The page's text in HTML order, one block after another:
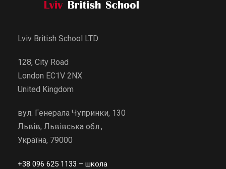
Lviv British School LTD
128, City Road
London EC1V 2NX
United Kingdom
вул. Генерала Чупринки, 130
Львів, Львівська обл.,
Україна, 79000
+38 096 625 1133 – школа